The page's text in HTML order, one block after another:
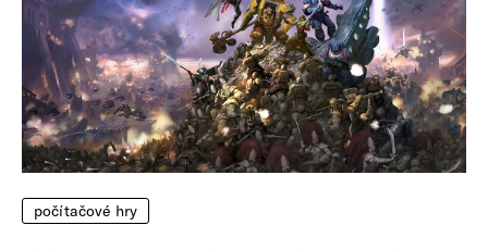
počítačové hry